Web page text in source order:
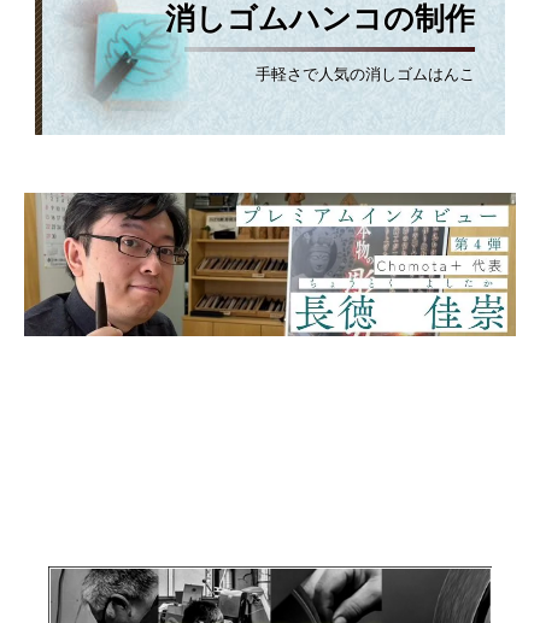
消しゴムハンコの制作
手軽さで人気の消しゴムはんこ